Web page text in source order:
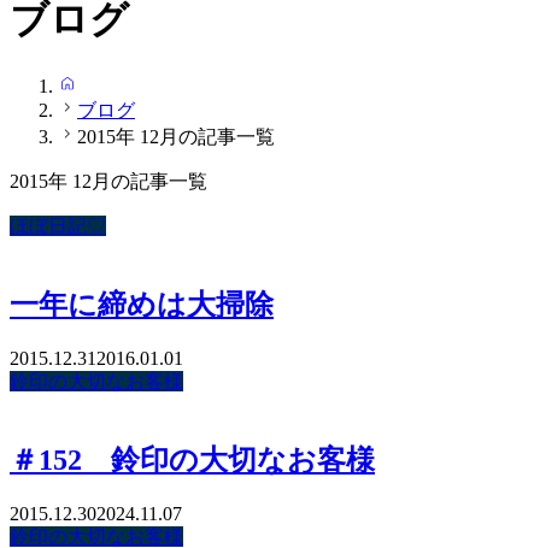
ブログ
ブログ
2015年 12月の記事一覧
2015年 12月の記事一覧
ほぼ日記♡
一年に締めは大掃除
2015.12.31 2016.01.01
鈴印の大切なお客様
＃152 鈴印の大切なお客様
2015.12.302024.11.07
鈴印の大切なお客様